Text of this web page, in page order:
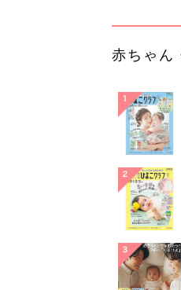
赤ちゃん